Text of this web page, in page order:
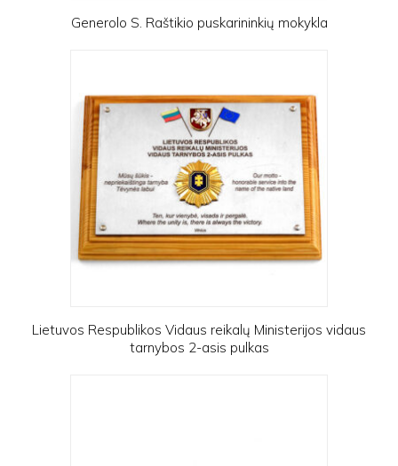
Generolo S. Raštikio puskarininkių mokykla
Lietuvos Respublikos Vidaus reikalų Ministerijos vidaus
tarnybos 2-asis pulkas